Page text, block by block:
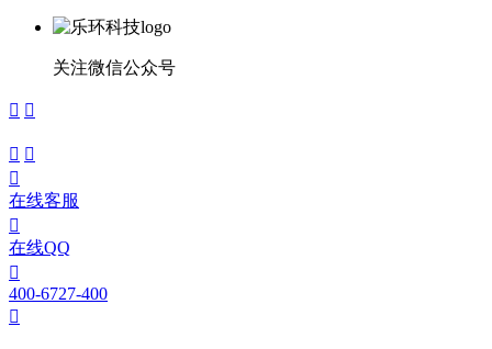
关注微信公众号
 
 

在线客服

在线QQ

400-6727-400
